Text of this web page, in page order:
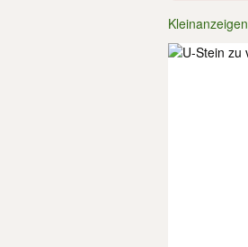
Kleinanzeigen